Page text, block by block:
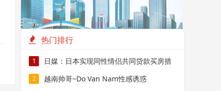
热门排行
1
日媒：日本实现同性情侣共同贷款买房措
施
2 越南帅哥~Do Van Nam性感诱惑